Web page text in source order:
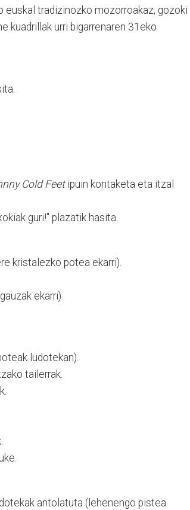
euskal tradizinozko mozorroakaz, gozoki
kuadrillak urri bigarrenaren 31eko
Cold Feet ipuin kontaketa eta itzal
guri!" plazatik hasita.
kristalezko potea ekarri).
ekarri).
ludotekan).
tailerrak.
antolatuta (lehenengo pistea